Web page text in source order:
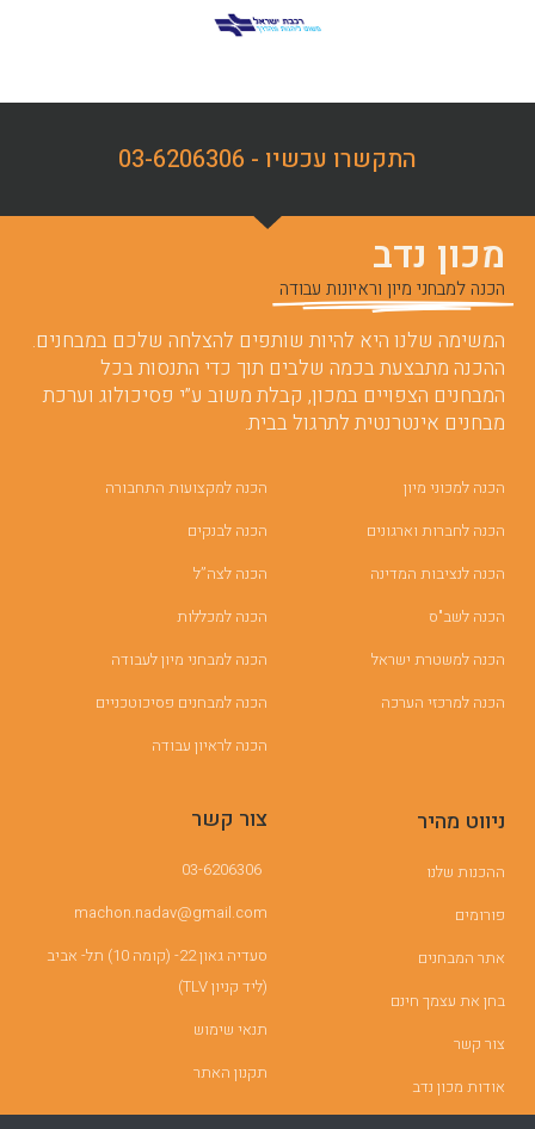
התקשרו עכשיו - 03-6206306
מכון נדב
הכנה למבחני מיון וראיונות עבודה
המשימה שלנו היא להיות שותפים להצלחה שלכם במבחנים.
ההכנה מתבצעת בכמה שלבים תוך כדי התנסות בכל
המבחנים הצפויים במכון, קבלת משוב ע”י פסיכולוג וערכת
מבחנים אינטרנטית לתרגול בבית.
הכנה למכוני מיון
הכנה לחברות וארגונים
הכנה לנציבות המדינה
הכנה לשב"ס
הכנה למשטרת ישראל
הכנה למרכזי הערכה
הכנה למקצועות התחבורה
הכנה לבנקים
הכנה לצה”ל
הכנה למכללות
הכנה למבחני מיון לעבודה
הכנה למבחנים פסיכוטכניים
הכנה לראיון עבודה
ניווט מהיר
ההכנות שלנו
פורומים
אתר המבחנים
בחן את עצמך חינם
צור קשר
אודות מכון נדב
צור קשר
03-6206306
machon.nadav@gmail.com
סעדיה גאון 22- (קומה 10) תל- אביב
(ליד קניון TLV)
תנאי שימוש
תקנון האתר